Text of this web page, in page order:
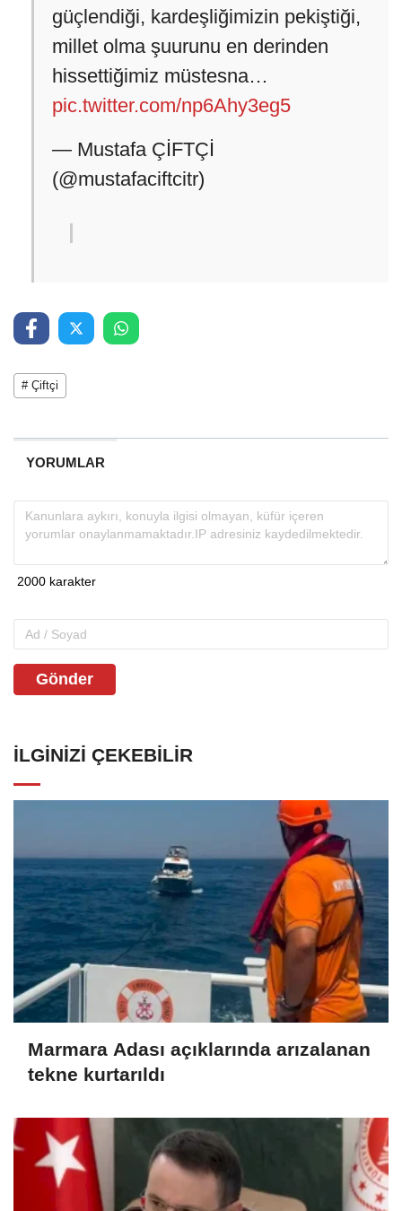
güçlendiği, kardeşliğimizin pekiştiği,
millet olma şuurunu en derinden
hissettiğimiz müstesna…
pic.twitter.com/np6Ahy3eg5
— Mustafa ÇİFTÇİ
(@mustafaciftcitr)
# Çiftçi
YORUMLAR
Gönder
İLGINIZI ÇEKEBILIR
Marmara Adası açıklarında arızalanan
tekne kurtarıldı